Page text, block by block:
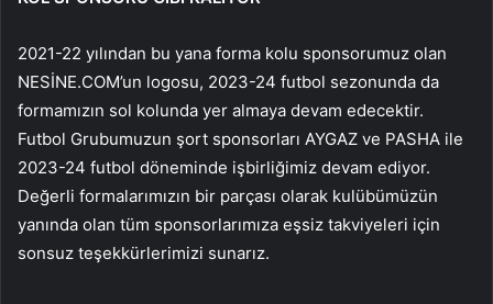
2021-22 yılından bu yana forma kolu sponsorumuz olan
NESİNE.COM’un logosu, 2023-24 futbol sezonunda da
formamızın sol kolunda yer almaya devam edecektir.
Futbol Grubumuzun şort sponsorları AYGAZ ve PASHA ile
2023-24 futbol döneminde işbirliğimiz devam ediyor.
Değerli formalarımızın bir parçası olarak kulübümüzün
yanında olan tüm sponsorlarımıza eşsiz takviyeleri için
sonsuz teşekkürlerimizi sunarız.